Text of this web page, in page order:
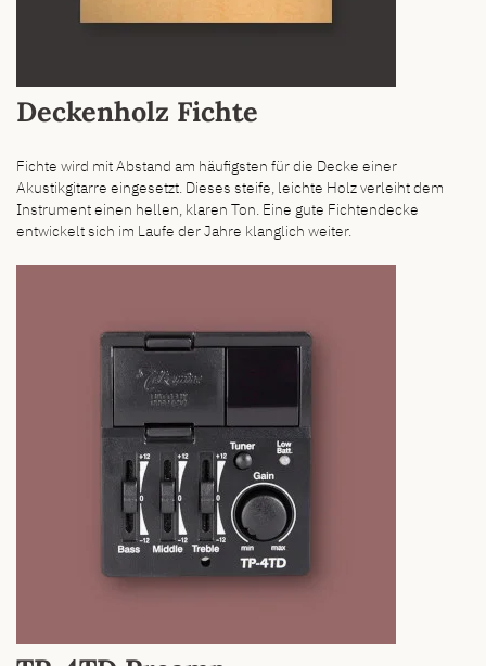
Deckenholz Fichte
Fichte wird mit Abstand am häufigsten für die Decke einer
Akustikgitarre eingesetzt. Dieses steife, leichte Holz verleiht dem
Instrument einen hellen, klaren Ton. Eine gute Fichtendecke
entwickelt sich im Laufe der Jahre klanglich weiter.